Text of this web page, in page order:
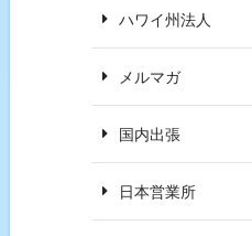
ハワイ州法人
メルマガ
国内出張
日本営業所